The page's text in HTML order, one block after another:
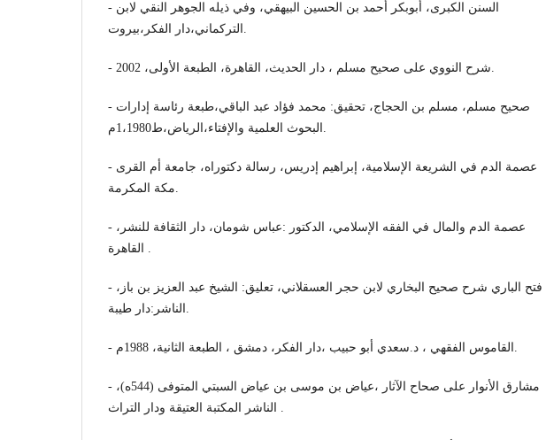
- السنن الكبرى، أبوبكر أحمد بن الحسين البيهقي، وفي ذيله الجوهر النقي لابن
التركماني،دار الفكر،بيروت.
- شرح النووي على صحيح مسلم ، دار الحديث، القاهرة، الطبعة الأولى، 2002.
- صحيح مسلم، مسلم بن الحجاج، تحقيق: محمد فؤاد عبد الباقي،طبعة رئاسة إدارات
البحوث العلمية والإفتاء،الرياض،ط1،1980م.
- عصمة الدم في الشريعة الإسلامية، إبراهيم إدريس، رسالة دكتوراه، جامعة أم القرى
مكة المكرمة.
- عصمة الدم والمال في الفقه الإسلامي، الدكتور :عباس شومان، دار الثقافة للنشر،
القاهرة .
- فتح الباري شرح صحيح البخاري لابن حجر العسقلاني، تعليق: الشيخ عبد العزيز بن باز،
الناشر:دار طيبة.
- القاموس الفقهي ، د.سعدي أبو حبيب ،دار الفكر، دمشق ، الطبعة الثانية، 1988م.
- مشارق الأنوار على صحاح الآثار ،عياض بن موسى بن عياض السبتي المتوفى (544ه)،
الناشر المكتبة العتيقة ودار التراث .